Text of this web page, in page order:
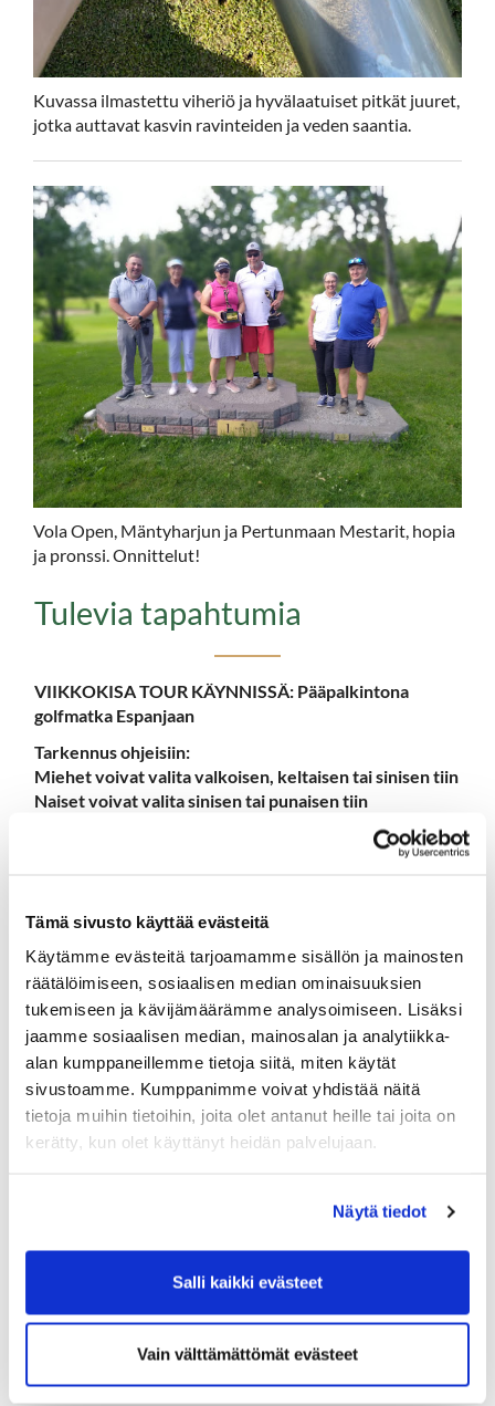
Tämä sivusto käyttää evästeitä
Käytämme evästeitä tarjoamamme sisällön ja mainosten
räätälöimiseen, sosiaalisen median ominaisuuksien
tukemiseen ja kävijämäärämme analysoimiseen. Lisäksi
jaamme sosiaalisen median, mainosalan ja analytiikka-
alan kumppaneillemme tietoja siitä, miten käytät
sivustoamme. Kumppanimme voivat yhdistää näitä
tietoja muihin tietoihin, joita olet antanut heille tai joita on
kerätty, kun olet käyttänyt heidän palvelujaan.
Näytä tiedot
Salli kaikki evästeet
Vain välttämättömät evästeet
Kuvassa ilmastettu viheriö ja hyvälaatuiset pitkät juuret,
jotka auttavat kasvin ravinteiden ja veden saantia.
Vola Open, Mäntyharjun ja Pertunmaan Mestarit, hopia
ja pronssi. Onnittelut!
Tulevia tapahtumia
VIIKKOKISA TOUR KÄYNNISSÄ: Pääpalkintona
golfmatka Espanjaan
Tarkennus ohjeisiin:
Miehet voivat valita valkoisen, keltaisen tai sinisen tiin
Naiset voivat valita sinisen tai punaisen tiin
to 20.7. Sysmä Marina Open Scramble.
kesäfiilikseen!
Väliaikalähdöt klo 9.00 alkaen
Kilpailumaksuun kuuluu herkullinen ateria Marinassa
kierroksen jälkeen. Voit mennä syömään mihin aikaan
tahansa kisan jälkeen. Pelaajalista löytyy Marinasta.
Palkintojenjako Marinan terassilla klo 19.00
pe 21.7.Treenit jäsenille(ilmainen). Naiset klo 16-17,
kaikille avoimet klo 17-19. Kokoontuminen rangelle.
Aamuvirkkujen
unelmakisa Unikeon päivänä. Yhteislähtö klo: 6.00.
Henkilökohtainen Pistebogey kisa. Kisassa myös
lähimmäs tuolia kilpailu väylällä 1.
-
jäljellä. Ilmoittaudu tapahtumakalenteriin. Tiedustelut
Simo Vehkasalo 044 542 1982